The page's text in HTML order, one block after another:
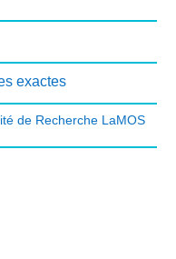
exactes
de Recherche LaMOS